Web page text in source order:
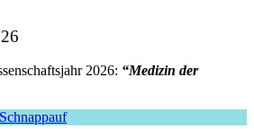
2026: “Medizin der